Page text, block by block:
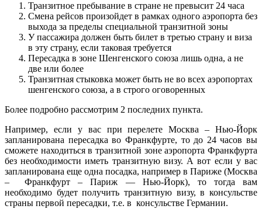
Транзитное пребывание в стране не превысит 24 часа
Смена рейсов произойдет в рамках одного аэропорта без
выхода за пределы специальной транзитной зоны
У пассажира должен быть билет в третью страну и виза
в эту страну, если таковая требуется
Пересадка в зоне Шенгенского союза лишь одна, а не
две или более
Транзитная стыковка может быть не во всех аэропортах
шенгенского союза, а в строго оговоренных
Более подробно рассмотрим 2 последних пункта.
Например, если у вас при перелете Москва – Нью-Йорк
запланирована пересадка во Франкфурте, то до 24 часов вы
сможете находиться в транзитной зоне аэропорта Франкфурта
без необходимости иметь транзитную визу. А вот если у вас
запланирована еще одна посадка, например в Париже (Москва
– Франкфурт – Париж — Нью-Йорк), то тогда вам
необходимо будет получить транзитную визу, в консульстве
страны первой пересадки, т.е. в консульстве Германии.